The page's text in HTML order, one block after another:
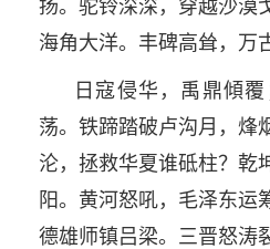
扬。驼铃深深，穿越沙漠
海角大洋。丰碑高耸，万
日寇侵华，禹鼎傾
荡。铁蹄踏破卢沟月，烽
沦，拯救华夏谁砥柱？乾
阳。黄河怒吼，毛泽东运
德雄师镇吕梁。三晋怒涛